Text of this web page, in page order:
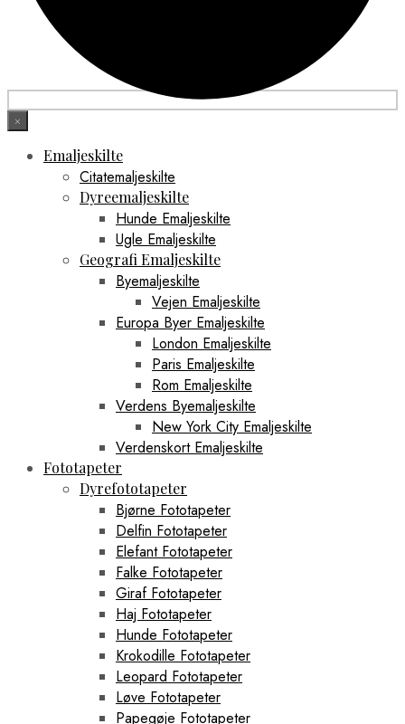
×
Emaljeskilte
Citatemaljeskilte
Dyreemaljeskilte
Hunde Emaljeskilte
Ugle Emaljeskilte
Geografi Emaljeskilte
Byemaljeskilte
Vejen Emaljeskilte
Europa Byer Emaljeskilte
London Emaljeskilte
Paris Emaljeskilte
Rom Emaljeskilte
Verdens Byemaljeskilte
New York City Emaljeskilte
Verdenskort Emaljeskilte
Fototapeter
Dyrefototapeter
Bjørne Fototapeter
Delfin Fototapeter
Elefant Fototapeter
Falke Fototapeter
Giraf Fototapeter
Haj Fototapeter
Hunde Fototapeter
Krokodille Fototapeter
Leopard Fototapeter
Løve Fototapeter
Papegøje Fototapeter